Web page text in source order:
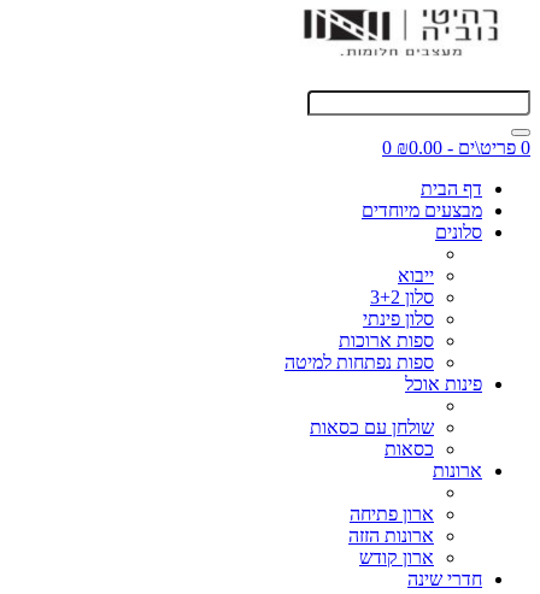
0 פריט\ים - ₪0.00
0
דף הבית
מבצעים מיוחדים
סלונים
ייבוא
סלון 3+2
סלון פינתי
ספות ארוכות
ספות נפתחות למיטה
פינות אוכל
שולחן עם כסאות
כסאות
ארונות
ארון פתיחה
ארונות הזזה
ארון קודש
חדרי שינה